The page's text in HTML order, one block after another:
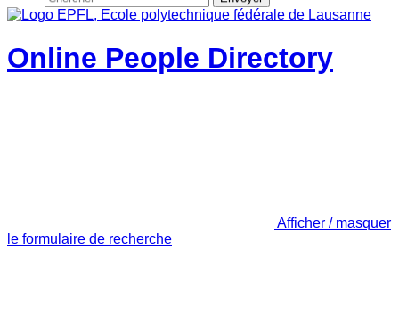
Online People Directory
Afficher / masquer
le formulaire de recherche